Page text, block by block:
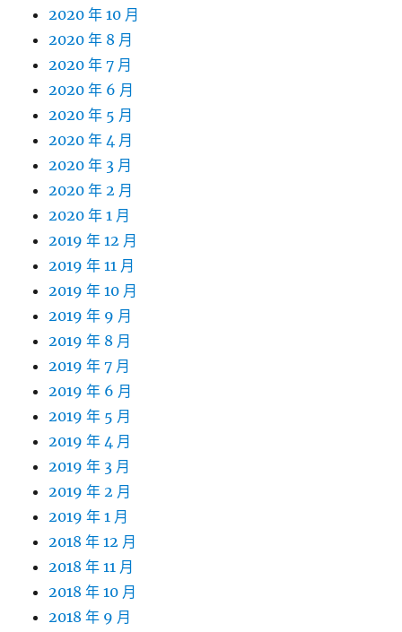
2020 年 10 月
2020 年 8 月
2020 年 7 月
2020 年 6 月
2020 年 5 月
2020 年 4 月
2020 年 3 月
2020 年 2 月
2020 年 1 月
2019 年 12 月
2019 年 11 月
2019 年 10 月
2019 年 9 月
2019 年 8 月
2019 年 7 月
2019 年 6 月
2019 年 5 月
2019 年 4 月
2019 年 3 月
2019 年 2 月
2019 年 1 月
2018 年 12 月
2018 年 11 月
2018 年 10 月
2018 年 9 月